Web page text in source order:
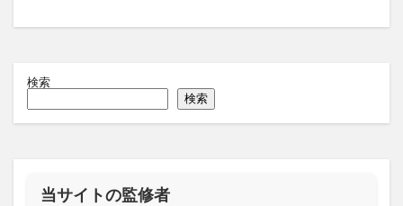
検索
検索
当サイトの監修者